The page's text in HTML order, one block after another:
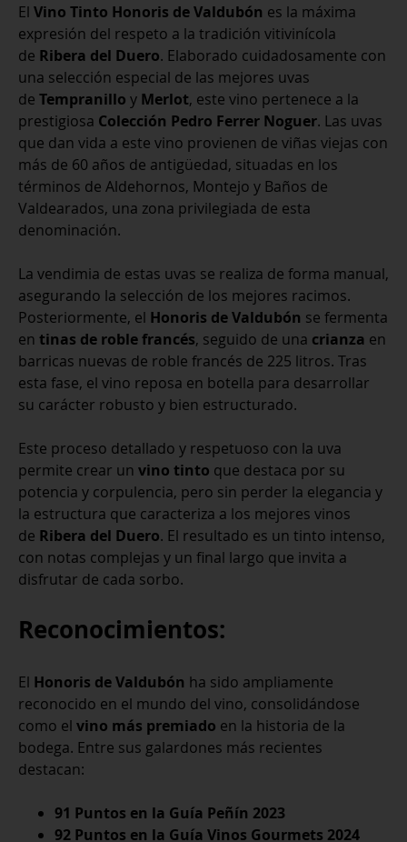
cantidad
El Vino Tinto Honoris de Valdubón es la máxima
expresión del respeto a la tradición vitivinícola
de Ribera del Duero. Elaborado cuidadosamente con
una selección especial de las mejores uvas
de Tempranillo y Merlot, este vino pertenece a la
prestigiosa Colección Pedro Ferrer Noguer. Las uvas
que dan vida a este vino provienen de viñas viejas con
más de 60 años de antigüedad, situadas en los
términos de Aldehornos, Montejo y Baños de
Valdearados, una zona privilegiada de esta
denominación.
La vendimia de estas uvas se realiza de forma manual,
asegurando la selección de los mejores racimos.
Posteriormente, el Honoris de Valdubón se fermenta
en tinas de roble francés, seguido de una crianza en
barricas nuevas de roble francés de 225 litros. Tras
esta fase, el vino reposa en botella para desarrollar
su carácter robusto y bien estructurado.
Este proceso detallado y respetuoso con la uva
permite crear un vino tinto que destaca por su
potencia y corpulencia, pero sin perder la elegancia y
la estructura que caracteriza a los mejores vinos
de Ribera del Duero. El resultado es un tinto intenso,
con notas complejas y un final largo que invita a
disfrutar de cada sorbo.
Reconocimientos:
El Honoris de Valdubón ha sido ampliamente
reconocido en el mundo del vino, consolidándose
como el vino más premiado en la historia de la
bodega. Entre sus galardones más recientes
destacan:
91 Puntos en la Guía Peñín 2023
92 Puntos en la Guía Vinos Gourmets 2024